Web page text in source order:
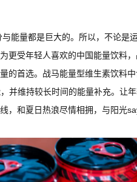
能量都是巨大的。所以，不论是
更受年轻人喜欢的中国能量饮料
的首选。战马能量型维生素饮料
并维持较长时间的能量补充。让
，和夏日热浪尽情相拥，与阳光